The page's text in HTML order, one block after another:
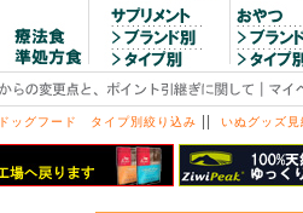
ドッグフード タイプ別絞り込み || いぬグッズ見